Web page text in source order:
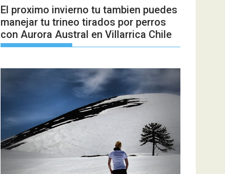
El proximo invierno tu tambien puedes
manejar tu trineo tirados por perros
con Aurora Austral en Villarrica Chile